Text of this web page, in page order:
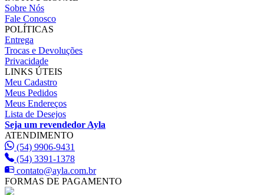
Sobre Nós
Fale Conosco
POLÍTICAS
Entrega
Trocas e Devoluções
Privacidade
LINKS ÚTEIS
Meu Cadastro
Meus Pedidos
Meus Endereços
Lista de Desejos
Seja um revendedor Ayla
ATENDIMENTO
(54) 9906-9431
(54) 3391-1378
contato@ayla.com.br
FORMAS DE PAGAMENTO